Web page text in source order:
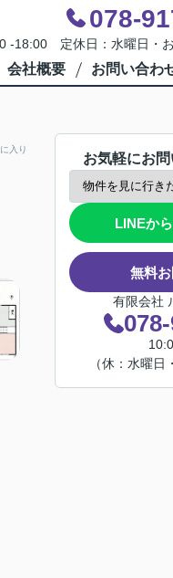
078-
-18:00 定休日：水曜日・
会社概要 お問い合わ
入り
お気軽にお
LINEか
無料
有限会社
（休：水曜日